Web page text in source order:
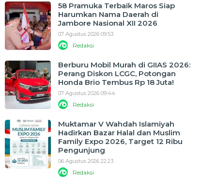
58 Pramuka Terbaik Maros Siap
Harumkan Nama Daerah di
Jambore Nasional XII 2026
07 Agustus 2026 09:53
Redaksi
Berburu Mobil Murah di GIIAS 2026:
Perang Diskon LCGC, Potongan
Honda Brio Tembus Rp 18 Juta!
07 Agustus 2026 09:44
Redaksi
Muktamar V Wahdah Islamiyah
Hadirkan Bazar Halal dan Muslim
Family Expo 2026, Target 12 Ribu
Pengunjung
06 Agustus 2026 22:23
Redaksi